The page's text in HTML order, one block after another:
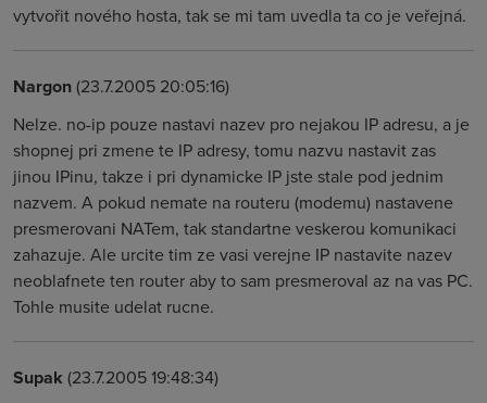
vytvořit nového hosta, tak se mi tam uvedla ta co je veřejná.
Nargon(23.7.2005 20:05:16)
Nelze. no-ip pouze nastavi nazev pro nejakou IP adresu, a je
shopnej pri zmene te IP adresy, tomu nazvu nastavit zas
jinou IPinu, takze i pri dynamicke IP jste stale pod jednim
nazvem. A pokud nemate na routeru (modemu) nastavene
presmerovani NATem, tak standartne veskerou komunikaci
zahazuje. Ale urcite tim ze vasi verejne IP nastavite nazev
neoblafnete ten router aby to sam presmeroval az na vas PC.
Tohle musite udelat rucne.
Supak (23.7.2005 19:48:34)